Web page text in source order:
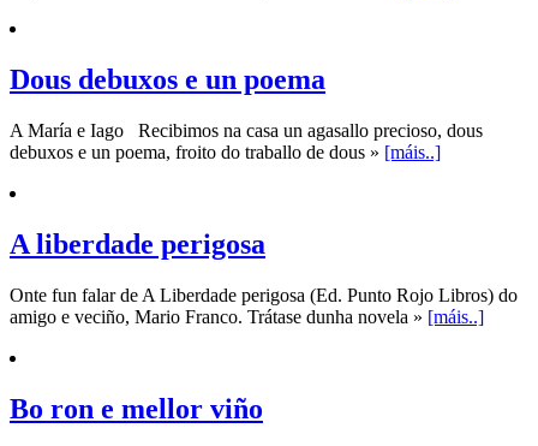
Dous debuxos e un poema
A María e Iago Recibimos na casa un agasallo precioso, dous
debuxos e un poema, froito do traballo de dous » [máis..]
A liberdade perigosa
Onte fun falar de A Liberdade perigosa (Ed. Punto Rojo Libros) do
amigo e veciño, Mario Franco. Trátase dunha novela » [máis..]
Bo ron e mellor viño